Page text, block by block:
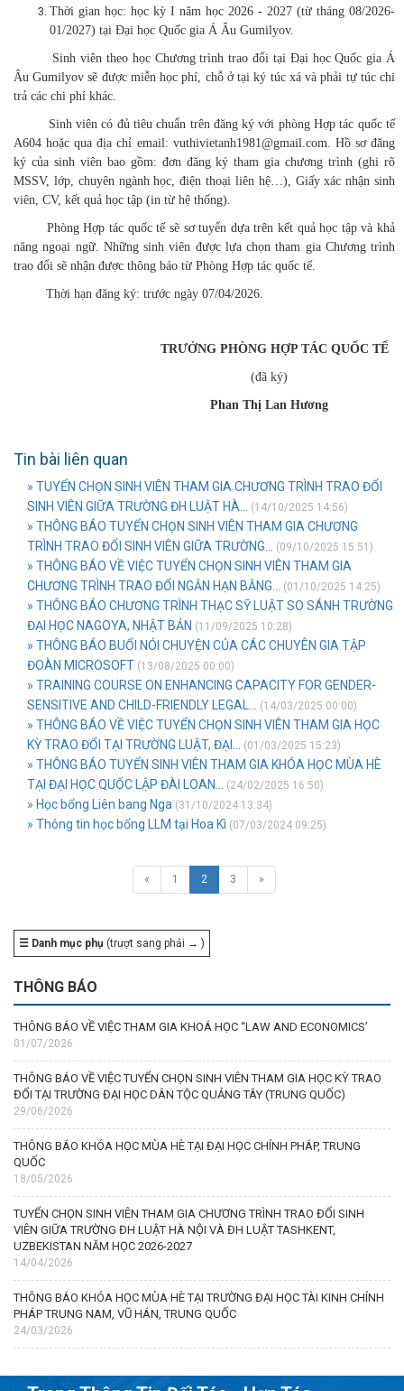
Thời gian học: học kỳ I năm học 2026 - 2027 (từ tháng 08/2026-
01/2027) tại Đại học Quốc gia Á Âu Gumilyov.
Sinh viên theo học Chương trình trao đổi tại Đại học Quốc gia Á
Âu Gumilyov sẽ được miễn học phí, chỗ ở tại ký túc xá và phải tự túc chi
trả các chi phí khác.
Sinh viên có đủ tiêu chuẩn trên đăng ký với phòng Hợp tác quốc tế
A604 hoặc qua địa chỉ email: vuthivietanh1981@gmail.com. Hồ sơ đăng
ký của sinh viên bao gồm: đơn đăng ký tham gia chương trình (ghi rõ
MSSV, lớp, chuyên ngành học, điện thoại liên hệ…), Giấy xác nhận sinh
viên, CV, kết quả học tập (in từ hệ thống).
Phòng Hợp tác quốc tế sẽ sơ tuyển dựa trên kết quả học tập và khả
năng ngoại ngữ. Những sinh viên được lựa chọn tham gia Chương trình
trao đổi sẽ nhận được thông báo từ Phòng Hợp tác quốc tế.
Thời hạn đăng ký: trước ngày 07/04/2026.
TRƯỞNG PHÒNG HỢP TÁC QUỐC TẾ
(đã ký)
Phan Thị Lan Hương
Tin bài liên quan
» TUYỂN CHỌN SINH VIÊN THAM GIA CHƯƠNG TRÌNH TRAO ĐỔI
SINH VIÊN GIỮA TRƯỜNG ĐH LUẬT HÀ...
(14/10/2025 14:56)
» THÔNG BÁO TUYỂN CHỌN SINH VIÊN THAM GIA CHƯƠNG
TRÌNH TRAO ĐỔI SINH VIÊN GIỮA TRƯỜNG...
(09/10/2025 15:51)
» THÔNG BÁO VỀ VIỆC TUYỂN CHỌN SINH VIÊN THAM GIA
CHƯƠNG TRÌNH TRAO ĐỔI NGẮN HẠN BẰNG...
(01/10/2025 14:25)
» THÔNG BÁO CHƯƠNG TRÌNH THẠC SỸ LUẬT SO SÁNH TRƯỜNG
ĐẠI HỌC NAGOYA, NHẬT BẢN (11/09/2025 10:28)
» THÔNG BÁO BUỔI NÓI CHUYỆN CỦA CÁC CHUYÊN GIA TẬP
ĐOÀN MICROSOFT (13/08/2025 00:00)
» TRAINING COURSE ON ENHANCING CAPACITY FOR GENDER-
SENSITIVE AND CHILD-FRIENDLY LEGAL...
(14/03/2025 00:00)
» THÔNG BÁO VỀ VIỆC TUYỂN CHỌN SINH VIÊN THAM GIA HỌC
KỲ TRAO ĐỔI TẠI TRƯỜNG LUẬT, ĐẠI...
(01/03/2025 15:23)
» THÔNG BÁO TUYỂN SINH VIÊN THAM GIA KHÓA HỌC MÙA HÈ
TẠI ĐẠI HỌC QUỐC LẬP ĐÀI LOAN...
(24/02/2025 16:50)
» Học bổng Liên bang Nga (31/10/2024 13:34)
» Thông tin học bổng LLM tại Hoa Kì (07/03/2024 09:25)
« 1 2 3 »
☰ Danh mục phụ (trượt sang phải → )
THÔNG BÁO
THÔNG BÁO VỀ VIỆC THAM GIA KHOÁ HỌC “LAW AND ECONOMICS’
01/07/2026
THÔNG BÁO VỀ VIỆC TUYỂN CHỌN SINH VIÊN THAM GIA HỌC KỲ TRAO
ĐỔI TẠI TRƯỜNG ĐẠI HỌC DÂN TỘC QUẢNG TÂY (TRUNG QUỐC)
29/06/2026
THÔNG BÁO KHÓA HỌC MÙA HÈ TẠI ĐẠI HỌC CHÍNH PHÁP, TRUNG
QUỐC
18/05/2026
TUYỂN CHỌN SINH VIÊN THAM GIA CHƯƠNG TRÌNH TRAO ĐỔI SINH
VIÊN GIỮA TRƯỜNG ĐH LUẬT HÀ NỘI VÀ ĐH LUẬT TASHKENT,
UZBEKISTAN NĂM HỌC 2026-2027
14/04/2026
THÔNG BÁO KHÓA HỌC MÙA HÈ TẠI TRƯỜNG ĐẠI HỌC TÀI KINH CHÍNH
PHÁP TRUNG NAM, VŨ HÁN, TRUNG QUỐC
24/03/2026